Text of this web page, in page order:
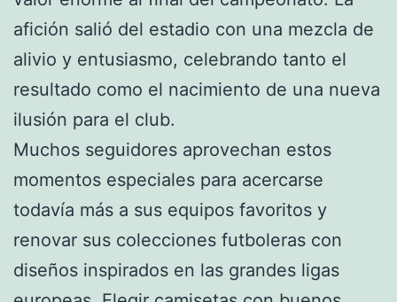
afición salió del estadio con una mezcla de
alivio y entusiasmo, celebrando tanto el
resultado como el nacimiento de una nueva
ilusión para el club.
Muchos seguidores aprovechan estos
momentos especiales para acercarse
todavía más a sus equipos favoritos y
renovar sus colecciones futboleras con
diseños inspirados en las grandes ligas